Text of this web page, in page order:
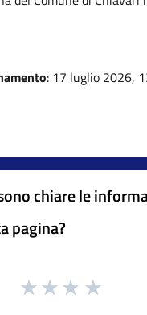
: 17 luglio 2026,
chiare le
pagina?